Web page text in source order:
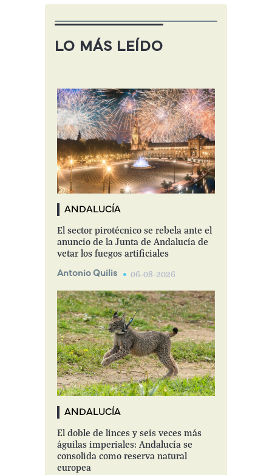
LO MÁS LEÍDO
ANDALUCÍA
El sector pirotécnico se rebela ante el
anuncio de la Junta de Andalucía de
vetar los fuegos artificiales
Antonio Quilis 06-08-2026
ANDALUCÍA
El doble de linces y seis veces más
águilas imperiales: Andalucía se
consolida como reserva natural
europea